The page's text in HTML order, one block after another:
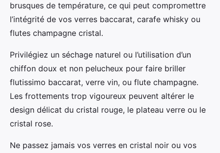
brusques de température, ce qui peut compromettre
l’intégrité de vos verres baccarat, carafe whisky ou
flutes champagne cristal.
Privilégiez un séchage naturel ou l’utilisation d’un
chiffon doux et non pelucheux pour faire briller
flutissimo baccarat, verre vin, ou flute champagne.
Les frottements trop vigoureux peuvent altérer le
design délicat du cristal rouge, le plateau verre ou le
cristal rose.
Ne passez jamais vos verres en cristal noir ou vos